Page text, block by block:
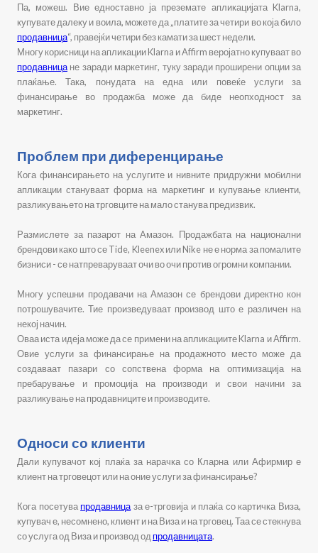
Па, можеш. Вие едноставно ја преземате апликацијата Klarna,
купувате далеку и воила, можете да „платите за четири во која било
продавница“, правејќи четири без камати за шест недели.
Многу корисници на апликации Klarna и Affirm веројатно купуваат во
продавница не заради маркетинг, туку заради проширени опции за
плаќање. Така, понудата на една или повеќе услуги за
финансирање во продажба може да биде неопходност за
маркетинг.
Проблем при диференцирање
Кога финансирањето на услугите и нивните придружни мобилни
апликации стануваат форма на маркетинг и купување клиенти,
разликувањето на трговците на мало станува предизвик.
Размислете за пазарот на Амазон. Продажбата на национални
брендови како што се Tide, Kleenex или Nike не е норма за помалите
бизниси - се натпреваруваат очи во очи против огромни компании.
Многу успешни продавачи на Амазон се брендови директно кон
потрошувачите. Тие произведуваат производ што е различен на
некој начин.
Оваа иста идеја може да се примени на апликациите Klarna и Affirm.
Овие услуги за финансирање на продажното место може да
создаваат пазари со сопствена форма на оптимизација на
пребарување и промоција на производи и свои начини за
разликување на продавниците и производите.
Односи со клиенти
Дали купувачот кој плаќа за нарачка со Кларна или Афирмир е
клиент на трговецот или на оние услуги за финансирање?
Кога посетувапродавница за е-трговија и плаќа со картичка Виза,
купувач е, несомнено, клиент и на Виза и на трговец. Таа се стекнува
со услуга од Виза и производ одпродавницата.